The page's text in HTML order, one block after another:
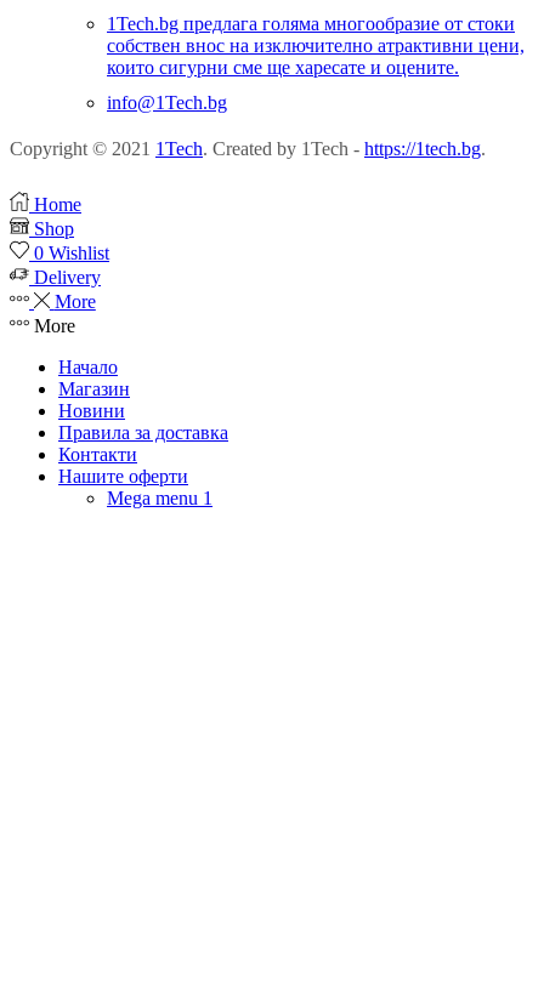
1Tech.bg предлага голяма многообразие от стоки
собствен внос на изключително атрактивни цени,
които сигурни сме ще харесате и оцените.
info@1Tech.bg
Copyright © 2021 1Tech. Created by 1Tech - https://1tech.bg.
Home
Shop
0 Wishlist
Delivery
More
More
Начало
Магазин
Новини
Правила за доставка
Контакти
Нашите оферти
Mega menu 1